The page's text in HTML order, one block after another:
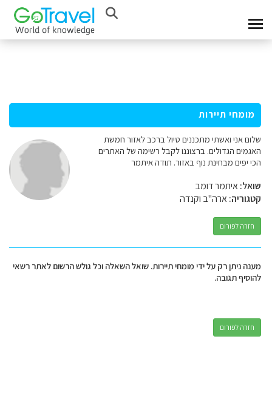
מומחי תיירות
שלום אני ואשתי מתכננים טיול ברכב לאזור חמשת
האגמים הגדולים. ברצוננו לקבל רשימה של האתרים
הכי יפים מבחינת נוף באזור. תודה איתמר
שואל:איתמר דומב
קטגוריה:ארה"ב וקנדה
חזרה לפורום
מענה ניתן רק על ידי מומחי תיירות. שואל השאלה וכל גולש הרשום לאתר רשאי
להוסיף תגובה.
חזרה לפורום